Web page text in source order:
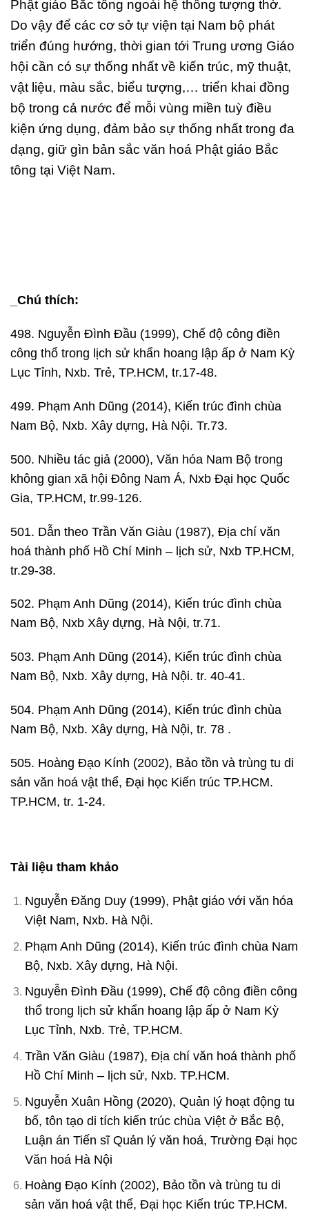
Phật giáo Bắc tông ngoài hệ thống tượng thờ.
Do vậy để các cơ sở tự viện tại Nam bộ phát
triển đúng hướng, thời gian tới Trung ương Giáo
hội cần có sự thống nhất về kiến trúc, mỹ thuật,
vật liệu, màu sắc, biểu tượng,… triển khai đồng
bộ trong cả nước để mỗi vùng miền tuỳ điều
kiện ứng dụng, đảm bảo sự thống nhất trong đa
dạng, giữ gìn bản sắc văn hoá Phật giáo Bắc
tông tại Việt Nam.
_Chú thích:
498. Nguyễn Đình Đầu (1999), Chế độ công điền
công thổ trong lịch sử khẩn hoang lập ấp ở Nam Kỳ
Lục Tỉnh, Nxb. Trẻ, TP.HCM, tr.17-48.
499. Phạm Anh Dũng (2014), Kiến trúc đình chùa
Nam Bộ, Nxb. Xây dựng, Hà Nội. Tr.73.
500. Nhiều tác giả (2000), Văn hóa Nam Bộ trong
không gian xã hội Đông Nam Á, Nxb Đại học Quốc
Gia, TP.HCM, tr.99-126.
501. Dẫn theo Trần Văn Giàu (1987), Địa chí văn
hoá thành phố Hồ Chí Minh – lịch sử, Nxb TP.HCM,
tr.29-38.
502. Phạm Anh Dũng (2014), Kiến trúc đình chùa
Nam Bộ, Nxb Xây dựng, Hà Nội, tr.71.
503. Phạm Anh Dũng (2014), Kiến trúc đình chùa
Nam Bộ, Nxb. Xây dựng, Hà Nội. tr. 40-41.
504. Phạm Anh Dũng (2014), Kiến trúc đình chùa
Nam Bộ, Nxb. Xây dựng, Hà Nội, tr. 78 .
505. Hoàng Đạo Kính (2002), Bảo tồn và trùng tu di
sản văn hoá vật thể, Đại học Kiến trúc TP.HCM.
TP.HCM, tr. 1-24.
Tài liệu tham khảo
Nguyễn Đăng Duy (1999), Phật giáo với văn hóa
Việt Nam, Nxb. Hà Nội.
Phạm Anh Dũng (2014), Kiến trúc đình chùa Nam
Bộ, Nxb. Xây dựng, Hà Nội.
Nguyễn Đình Đầu (1999), Chế độ công điền công
thổ trong lịch sử khẩn hoang lập ấp ở Nam Kỳ
Lục Tỉnh, Nxb. Trẻ, TP.HCM.
Trần Văn Giàu (1987), Địa chí văn hoá thành phố
Hồ Chí Minh – lịch sử, Nxb. TP.HCM.
Nguyễn Xuân Hồng (2020), Quản lý hoạt động tu
bổ, tôn tạo di tích kiến trúc chùa Việt ở Bắc Bộ,
Luận án Tiến sĩ Quản lý văn hoá, Trường Đại học
Văn hoá Hà Nội
Hoàng Đạo Kính (2002), Bảo tồn và trùng tu di
sản văn hoá vật thể, Đại học Kiến trúc TP.HCM.